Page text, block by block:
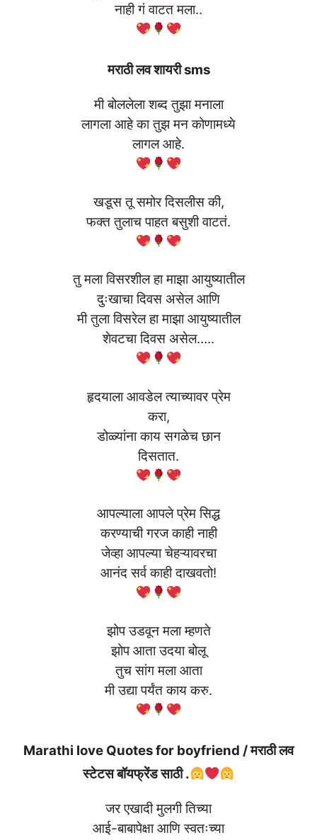
नाही गं वाटत मला..
मराठी लव शायरी sms
मी बोललेला शब्द तुझा मनाला
लागला आहे का तुझ मन कोणामध्ये
लागल आहे.
खडूस तू समोर दिसलीस की,
फक्त तुलाच पाहत बसुशी वाटतं.
तु मला विसरशील हा माझा आयुष्यातील
दुःखाचा दिवस असेल आणि
मी तुला विसरेल हा माझा आयुष्यातील
शेवटचा दिवस असेल…..
हृदयाला आवडेल त्याच्यावर प्रेम
करा,
डोळ्यांना काय सगळेच छान
दिसतात.
आपल्याला आपले प्रेम सिद्ध
करण्याची गरज काही नाही
जेव्हा आपल्या चेहऱ्यावरचा
आनंद सर्व काही दाखवतो!
झोप उडवून मला म्हणते
झोप आता उदया बोलू
तुच सांग मला आता
मी उद्या पर्यंत काय करु.
Marathi love Quotes for boyfriend / मराठी लव
स्टेटस बॉयफ्रेंड साठी .
जर एखादी मुलगी तिच्या
आई-बाबापेक्षा आणि स्वतःच्या